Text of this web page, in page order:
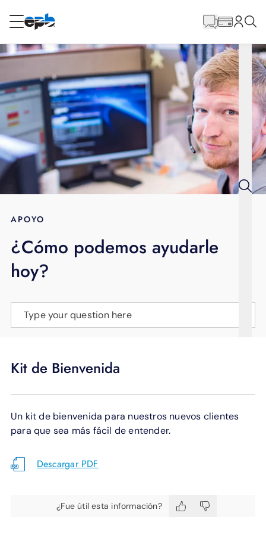
RESIDENCIAL
Internet
Energía
Televisión
BLOG
APOYO
principal
APOYO
¿Cómo podemos ayudarle
hoy?
Type your question here
Kit de Bienvenida
Un kit de bienvenida para nuestros nuevos clientes
para que sea más fácil de entender.
Descargar PDF
¿Fue útil esta información?